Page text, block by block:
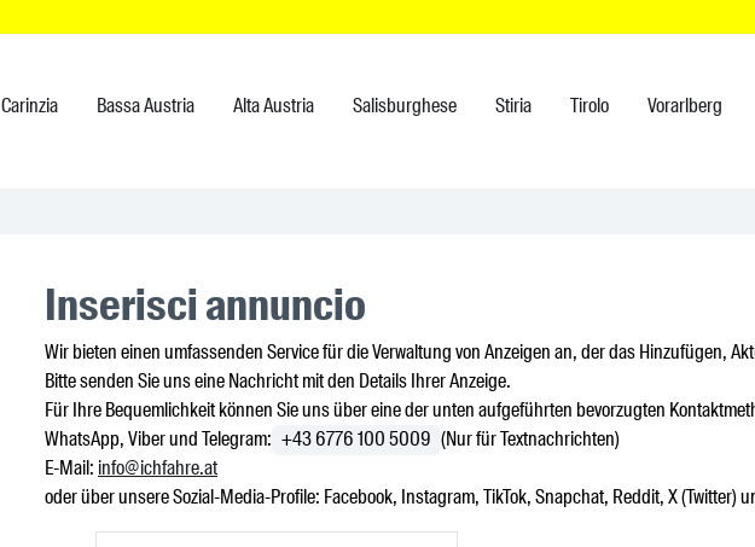
Carinzia Bassa Austria Alta Austria Salisburghese Stiria Tirolo Vorarlberg
Inserisci annuncio
Wir bieten einen umfassenden Service für die Verwaltung von Anzeigen an, der das Hinzufügen,
Bitte senden Sie uns eine Nachricht mit den Details Ihrer Anzeige.
Für Ihre Bequemlichkeit können Sie uns über eine der unten aufgeführten bevorzugten
WhatsApp, Viber und Telegram: +43 6776 100 5009 (Nur für Textnachrichten)
E-Mail: info@ichfahre.at
oder über unsere Sozial-Media-Profile: Facebook, Instagram, TikTok, Snapchat, Reddit, X (Twitter)